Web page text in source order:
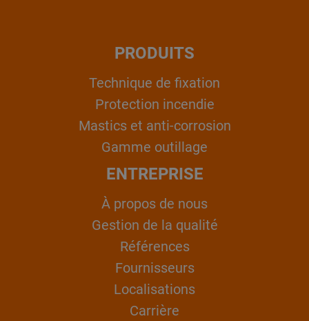
PRODUITS
Technique de fixation
Protection incendie
Mastics et anti-corrosion
Gamme outillage
ENTREPRISE
À propos de nous
Gestion de la qualité
Références
Fournisseurs
Localisations
Carrière